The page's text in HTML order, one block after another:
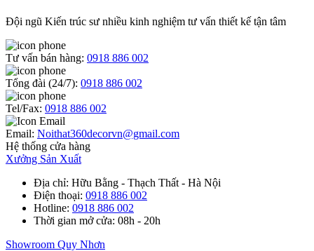
Đội ngũ Kiến trúc sư nhiều kinh nghiệm tư vấn thiết kế tận tâm
Tư vấn bán hàng: 0918 886 002
Tổng đài (24/7): 0918 886 002
Tel/Fax: 0918 886 002
Email: Noithat360decorvn@gmail.com
Hệ thống cửa hàng
Xưởng Sản Xuất
Địa chỉ: Hữu Bằng - Thạch Thất - Hà Nội
Điện thoại: 0918 886 002
Hotline: 0918 886 002
Thời gian mở cửa: 08h - 20h
Showroom Quy Nhơn